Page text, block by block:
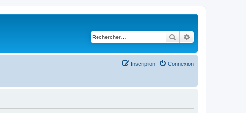
Rechercher
Connexion
Inscription